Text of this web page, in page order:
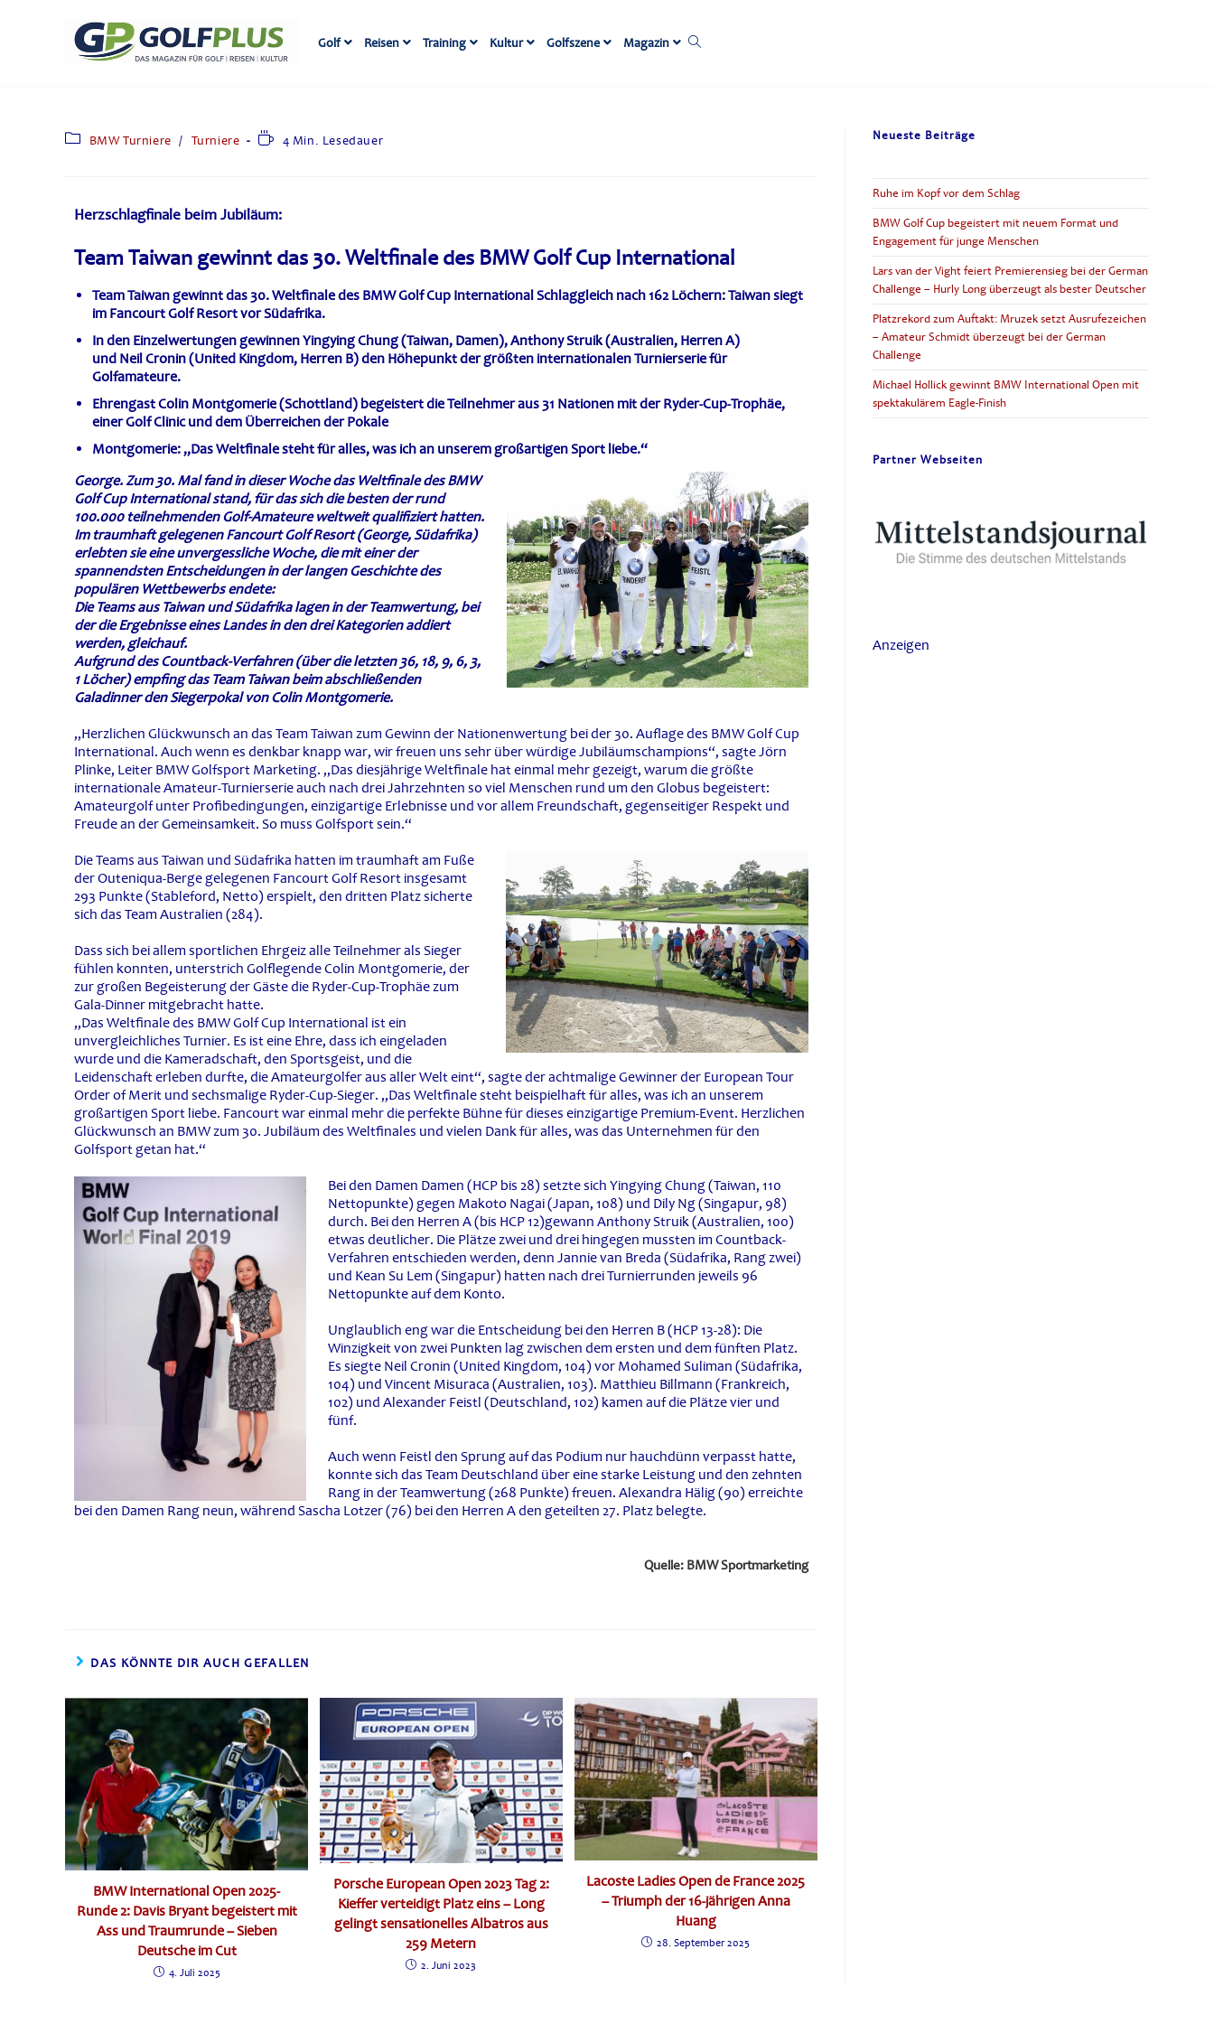
Golf Reisen Training Kultur Golfszene Magazin
BMW Turniere / Turniere 4 Min. Lesedauer
Herzschlagfinale beim Jubiläum:
Team Taiwan gewinnt das 30. Weltfinale des BMW Golf Cup International
Team Taiwan gewinnt das 30. Weltfinale des BMW Golf Cup InternationalSchlaggleich nach 162 Löchern: Taiwan siegt
im Fancourt Golf Resort vor Südafrika.
In den Einzelwertungen gewinnen Yingying Chung (Taiwan, Damen), Anthony Struik (Australien, Herren A)
und Neil Cronin (United Kingdom, Herren B) den Höhepunkt der größten internationalen Turnierserie für
Golfamateure.
Ehrengast Colin Montgomerie (Schottland) begeistert die Teilnehmer aus 31 Nationen mit der Ryder-Cup-Trophäe,
einer Golf Clinic und dem Überreichen der Pokale
Montgomerie: „Das Weltfinale steht für alles, was ich an unserem großartigen Sport liebe.“
George. Zum 30. Mal fand in dieser Woche das Weltfinale des BMW
Golf Cup International stand, für das sich die besten der rund
100.000 teilnehmenden Golf-Amateure weltweit qualifiziert hatten.
Im traumhaft gelegenen Fancourt Golf Resort (George, Südafrika)
erlebten sie eine unvergessliche Woche, die mit einer der
spannendsten Entscheidungen in der langen Geschichte des
populären Wettbewerbs endete:
Die Teams aus Taiwan und Südafrika lagen in der Teamwertung, bei
der die Ergebnisse eines Landes in den drei Kategorien addiert
werden, gleichauf.
Aufgrund des Countback-Verfahren (über die letzten 36, 18, 9, 6, 3,
1 Löcher) empfing das Team Taiwan beim abschließenden
Galadinner den Siegerpokal von Colin Montgomerie.
„Herzlichen Glückwunsch an das Team Taiwan zum Gewinn der Nationenwertung bei der 30. Auflage des BMW Golf Cup
International. Auch wenn es denkbar knapp war, wir freuen uns sehr über würdige Jubiläumschampions“, sagte Jörn
Plinke, Leiter BMW Golfsport Marketing. „Das diesjährige Weltfinale hat einmal mehr gezeigt, warum die größte
internationale Amateur-Turnierserie auch nach drei Jahrzehnten so viel Menschen rund um den Globus begeistert:
Amateurgolf unter Profibedingungen, einzigartige Erlebnisse und vor allem Freundschaft, gegenseitiger Respekt und
Freude an der Gemeinsamkeit. So muss Golfsport sein.“
Die Teams aus Taiwan und Südafrika hatten im traumhaft am Fuße
der Outeniqua-Berge gelegenen Fancourt Golf Resort insgesamt
293 Punkte (Stableford, Netto) erspielt, den dritten Platz sicherte
sich das Team Australien (284).
Dass sich bei allem sportlichen Ehrgeiz alle Teilnehmer als Sieger
fühlen konnten, unterstrich Golflegende Colin Montgomerie, der
zur großen Begeisterung der Gäste die Ryder-Cup-Trophäe zum
Gala-Dinner mitgebracht hatte.
„Das Weltfinale des BMW Golf Cup International ist ein
unvergleichliches Turnier. Es ist eine Ehre, dass ich eingeladen
wurde und die Kameradschaft, den Sportsgeist, und die
Leidenschaft erleben durfte, die Amateurgolfer aus aller Welt eint“, sagte der achtmalige Gewinner der European Tour
Order of Merit und sechsmalige Ryder-Cup-Sieger. „Das Weltfinale steht beispielhaft für alles, was ich an unserem
großartigen Sport liebe. Fancourt war einmal mehr die perfekte Bühne für dieses einzigartige Premium-Event. Herzlichen
Glückwunsch an BMW zum 30. Jubiläum des Weltfinales und vielen Dank für alles, was das Unternehmen für den
Golfsport getan hat.“
Bei den Damen Damen (HCP bis 28) setzte sich Yingying Chung (Taiwan, 110
Nettopunkte) gegen Makoto Nagai (Japan, 108) und Dily Ng (Singapur, 98)
durch. Bei den Herren A (bis HCP 12)gewann Anthony Struik (Australien, 100)
etwas deutlicher. Die Plätze zwei und drei hingegen mussten im Countback-
Verfahren entschieden werden, denn Jannie van Breda (Südafrika, Rang zwei)
und Kean Su Lem (Singapur) hatten nach drei Turnierrunden jeweils 96
Nettopunkte auf dem Konto.
Unglaublich eng war die Entscheidung bei den Herren B (HCP 13-28): Die
Winzigkeit von zwei Punkten lag zwischen dem ersten und dem fünften Platz.
Es siegte Neil Cronin (United Kingdom, 104) vor Mohamed Suliman (Südafrika,
104) und Vincent Misuraca (Australien, 103). Matthieu Billmann (Frankreich,
102) und Alexander Feistl (Deutschland, 102) kamen auf die Plätze vier und
fünf.
Auch wenn Feistl den Sprung auf das Podium nur hauchdünn verpasst hatte,
konnte sich das Team Deutschland über eine starke Leistung und den zehnten
Rang in der Teamwertung (268 Punkte) freuen. Alexandra Hälig (90) erreichte
bei den Damen Rang neun, während Sascha Lotzer (76) bei den Herren A den geteilten 27. Platz belegte.
Quelle: BMW Sportmarketing
DAS KÖNNTE DIR AUCH GEFALLEN
BMW International Open 2025-
Runde 2: Davis Bryant begeistert mit
Ass und Traumrunde – Sieben
Deutsche im Cut
4. Juli 2025
Porsche European Open 2023 Tag 2:
Kieffer verteidigt Platz eins – Long
gelingt sensationelles Albatros aus
259 Metern
2. Juni 2023
Lacoste Ladies Open de France 2025
– Triumph der 16-jährigen Anna
Huang
28. September 2025
Neueste Beiträge
Ruhe im Kopf vor dem Schlag
BMW Golf Cup begeistert mit neuem Format und
Engagement für junge Menschen
Lars van der Vight feiert Premierensieg bei der German
Challenge – Hurly Long überzeugt als bester Deutscher
Platzrekord zum Auftakt: Mruzek setzt Ausrufezeichen
– Amateur Schmidt überzeugt bei der German
Challenge
Michael Hollick gewinnt BMW International Open mit
spektakulärem Eagle-Finish
Partner Webseiten
Anzeigen